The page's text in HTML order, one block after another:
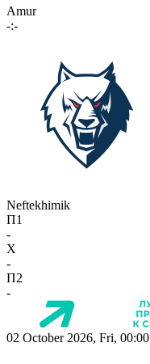
Amur
-:-
Neftekhimik
П1
-
X
-
П2
-
02 October 2026, Fri, 00:00